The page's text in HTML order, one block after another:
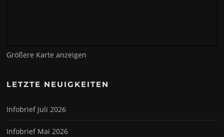
Größere Karte anzeigen
LETZTE NEUIGKEITEN
Infobrief Juli 2026
Infobrief Mai 2026